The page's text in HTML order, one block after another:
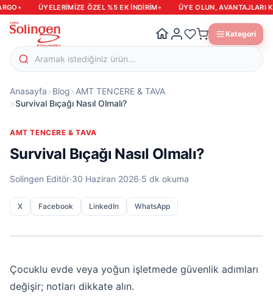
• ÜYELERIMIZE ÖZEL %5 EK INDIRIM• ÜYE OLUN, AVANTAJLARI
Kategori
Anasayfa>Blog>AMT TENCERE & TAVA
>Survival Bıçağı Nasıl Olmalı?
AMT TENCERE & TAVA
Survival Bıçağı Nasıl Olmalı?
Solingen Editör·30 Haziran 2026·5 dk okuma
X Facebook LinkedIn WhatsApp
Çocuklu evde veya yoğun işletmede güvenlik adımları
değişir; notları dikkate alın.